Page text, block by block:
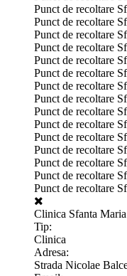
Punct de recoltare
Punct de recoltare
Punct de recoltare
Punct de recoltare
Punct de recoltare
Punct de recoltare
Punct de recoltare
Punct de recoltare
Punct de recoltare
Punct de recoltare
Punct de recoltare
Punct de recoltare
Punct de recoltare
Punct de recoltare
Punct de recoltare
Clinica Sfanta
Tip:
Clinica
Adresa:
Strada Nicolae